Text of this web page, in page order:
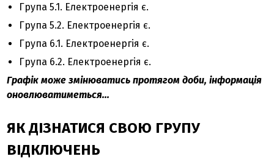
Група 5.1. Електроенергія є.
Група 5.2. Електроенергія є.
Група 6.1. Електроенергія є.
Група 6.2. Електроенергія є.
Графік може змінюватись протягом доби, інформація
оновлюватиметься...
ЯК ДІЗНАТИСЯ СВОЮ ГРУПУ
ВІДКЛЮЧЕНЬ